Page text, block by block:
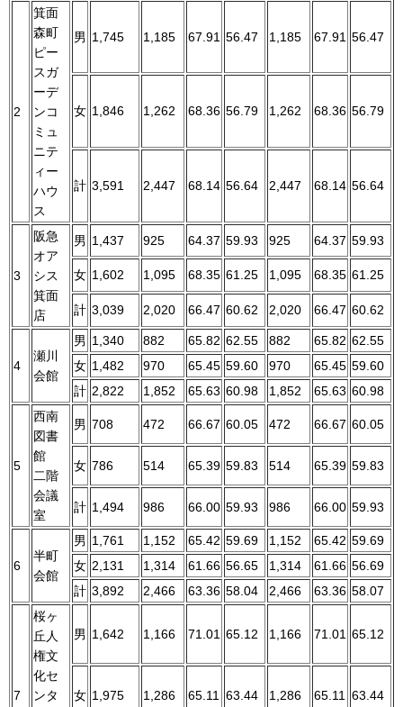
2
箕面
森町
ピー
スガ
ーデ
ンコ
ミュ
ニテ
ィー
ハウ
ス
男 1,745 1,185 67.91 56.47 1,185 67.91 56.47
女 1,846 1,262 68.36 56.79 1,262 68.36 56.79
計 3,591 2,447 68.14 56.64 2,447 68.14 56.64
3
阪急
オア
シス
箕面
店
男 1,437 925 64.37 59.93 925 64.37 59.93
女 1,602 1,095 68.35 61.25 1,095 68.35 61.25
計 3,039 2,020 66.47 60.62 2,020 66.47 60.62
4
瀬川
会館
男 1,340 882 65.82 62.55 882 65.82 62.55
女 1,482 970 65.45 59.60 970 65.45 59.60
計 2,822 1,852 65.63 60.98 1,852 65.63 60.98
5
西南
図書
館
二階
会議
室
男 708 472 66.67 60.05 472 66.67 60.05
女 786 514 65.39 59.83 514 65.39 59.83
計 1,494 986 66.00 59.93 986 66.00 59.93
6
半町
会館
男 1,761 1,152 65.42 59.69 1,152 65.42 59.69
女 2,131 1,314 61.66 56.65 1,314 61.66 56.69
計 3,892 2,466 63.36 58.04 2,466 63.36 58.07
7
桜ヶ
丘人
権文
化セ
ンタ
男 1,642 1,166 71.01 65.12 1,166 71.01 65.12
女 1,975 1,286 65.11 63.44 1,286 65.11 63.44